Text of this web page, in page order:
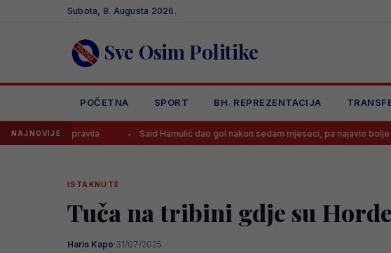
Subota, 8. Augusta 2026.
Sve Osim Politike
POČETNA SPORT BH. REPREZENTACIJA
NAJNOVIJESaid Hamulić dao gol nakon sedam mjeseci, pa najavio bolje dane
ISTAKNUTE
Tuča na tribini gdje su
Haris Kapo·31/07/2025